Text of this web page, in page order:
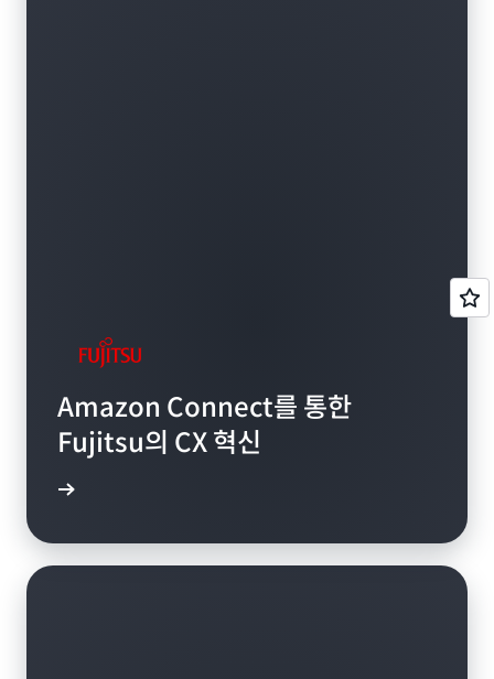
Amazon Connect를 통한
Fujitsu의 CX 혁신